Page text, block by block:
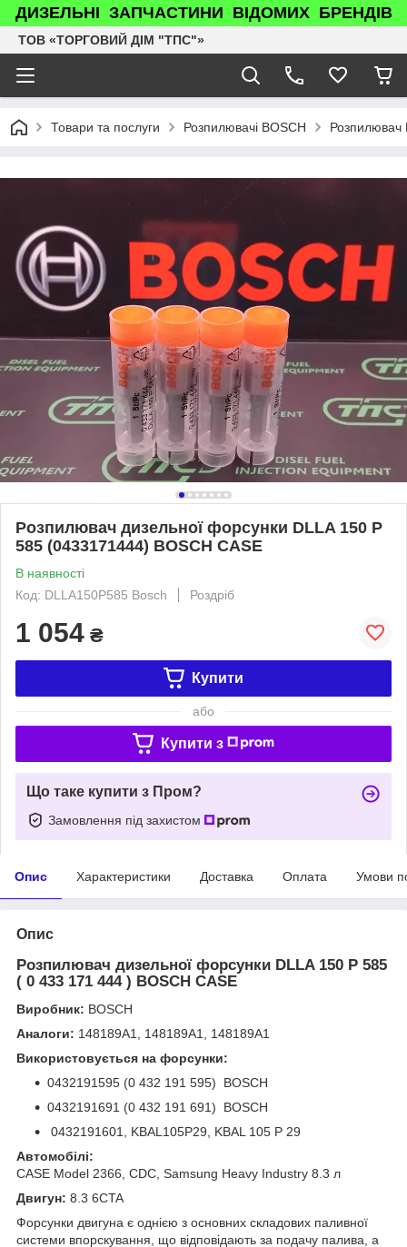
ДИЗЕЛЬНІ ЗАПЧАСТИНИ ВІДОМИХ БРЕНДІВ
ТОВ «ТОРГОВИЙ ДІМ "ТПС"»
Товари та послуги Розпилювачі BOSCH Розпилювач
Розпилювач дизельної форсунки DLLA 150 P
585 (0433171444) BOSCH CASE
В наявності
Код: DLLA150P585 Bosch
Роздріб
1 054 ₴
Купити
або
Купити з
Що таке купити з Пром?
Замовлення під захистом
Опис Характеристики Доставка Оплата Умови
Опис
Розпилювач дизельної форсунки DLLA 150 P 585
( 0 433 171 444 ) BOSCH CASE
Виробник: BOSCH
Аналоги: 148189А1, 148189A1, 148189A1
Використовується на форсунки:
0432191595 (0 432 191 595) BOSCH
0432191691 (0 432 191 691) BOSCH
0432191601, KBAL105P29, KBAL 105 P 29
Автомобілі:
CASE Model 2366, CDC, Samsung Heavy Industry 8.3 л
Двигун: 8.3 6CTA
Форсунки двигуна є однією з основних складових паливної
системи впорскування, що відповідають за подачу палива, а